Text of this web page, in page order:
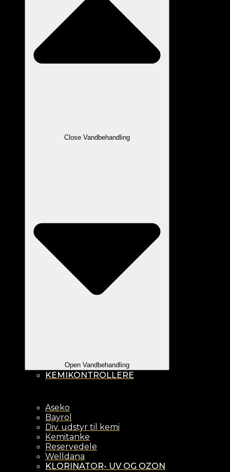
Close Vandbehandling
Open Vandbehandling
KEMIKONTROLLERE
Aseko
Bayrol
Div. udstyr til kemi
Kemitanke
Reservedele
Welldana
KLORINATOR- UV OG OZON